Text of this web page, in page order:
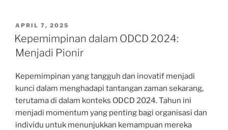
POSTED
ON
APRIL 7, 2025
Kepemimpinan dalam ODCD 2024:
Menjadi Pionir
Kepemimpinan yang tangguh dan inovatif menjadi
kunci dalam menghadapi tantangan zaman sekarang,
terutama di dalam konteks ODCD 2024. Tahun ini
menjadi momentum yang penting bagi organisasi dan
individu untuk menunjukkan kemampuan mereka